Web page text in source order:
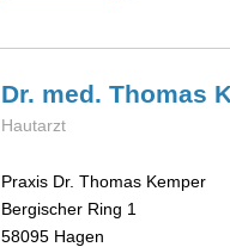
Dr. med. Thomas
Hautarzt
Praxis Dr. Thomas Kemper
Bergischer Ring 1
58095 Hagen